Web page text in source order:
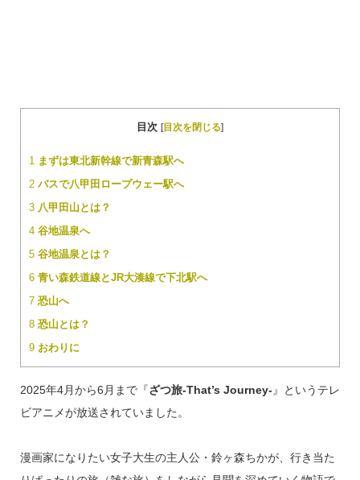
目次 [目次を閉じる]
1 まずは東北新幹線で新青森駅へ
2バスで八甲田ロープウェー駅へ
3八甲田山とは？
4谷地温泉へ
5谷地温泉とは？
6青い森鉄道線とJR大湊線で下北駅へ
7恐山へ
8恐山とは？
9おわりに
2025年4月から6月まで『ざつ旅-That’s Journey- 』というテレ
ビアニメが放送されていました。
漫画家になりたい女子大生の主人公・鈴ヶ森ちかが、行き当た